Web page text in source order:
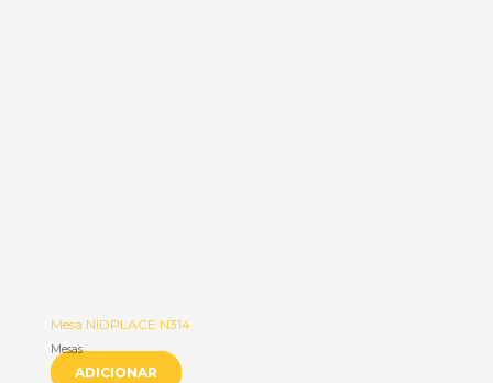
Mesa NIDPLACE N314
Mesas
ADICIONAR